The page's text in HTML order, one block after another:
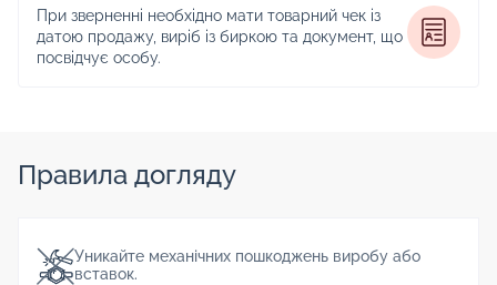
При зверненні необхідно мати товарний чек із
датою продажу, виріб із биркою та документ, що
посвідчує особу.
Правила догляду
Уникайте механічних пошкоджень виробу або
вставок.